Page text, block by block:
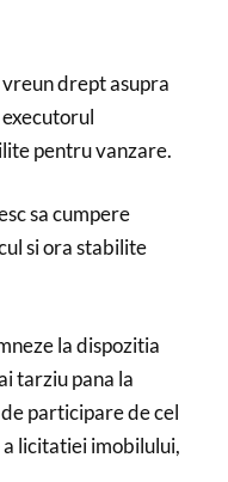
drept asupra
pentru vanzare.
sa cumpere
si ora stabilite
la dispozitia
tarziu pana la
participare de cel
licitatiei imobilului,